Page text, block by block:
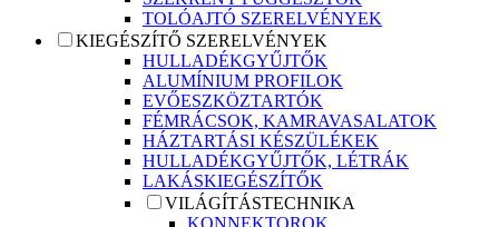
TOLÓAJTÓ SZERELVÉNYEK
KIEGÉSZÍTŐ SZERELVÉNYEK
HULLADÉKGYŰJTŐK
ALUMÍNIUM PROFILOK
EVŐESZKÖZTARTÓK
FÉMRÁCSOK, KAMRAVASALATOK
HÁZTARTÁSI KÉSZÜLÉKEK
HULLADÉKGYŰJTŐK, LÉTRÁK
LAKÁSKIEGÉSZÍTŐK
VILÁGÍTÁSTECHNIKA
KONNEKTOROK